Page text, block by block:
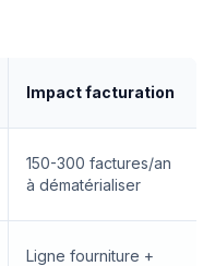
Impact facturation
150-300 factures/an
à dématérialiser
Ligne fourniture +